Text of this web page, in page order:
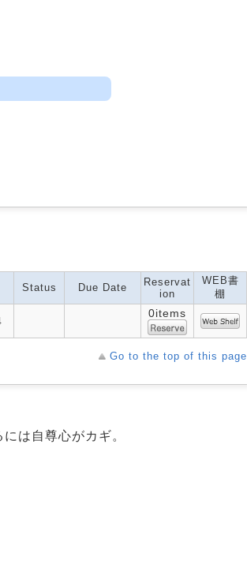
Status Due Date
Reservat
ion
WEB書
棚
0items
Go to the top of this page
は自尊心がカギ。